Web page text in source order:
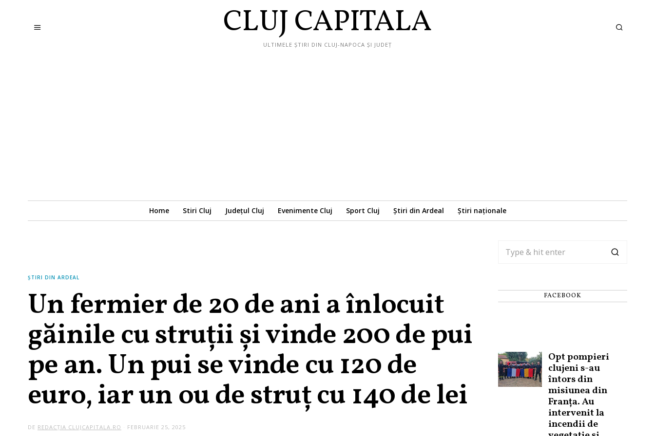
CLUJ CAPITALA
ULTIMELE ȘTIRI DIN CLUJ-NAPOCA ȘI JUDEȚ
Home Stiri Cluj Județul Cluj Evenimente Cluj Sport Cluj Știri din Ardeal Știri naționale
ȘTIRI DIN ARDEAL
Un fermier de 20 de ani a înlocuit
găinile cu struții și vinde 200 de pui
pe an. Un pui se vinde cu 120 de
euro, iar un ou de struț cu 140 de lei
DE REDACȚIA CLUJCAPITALA.RO FEBRUARIE 25, 2025
FACEBOOK
Opt pompieri
clujeni s-au
întors din
misiunea din
Franța. Au
intervenit la
incendii de